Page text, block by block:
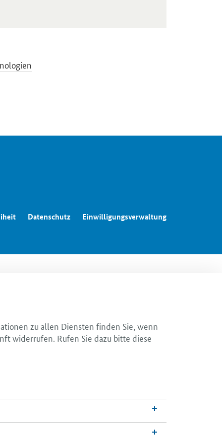
Datenschutz Einwilligungsverwaltung
zu allen Diensten finden Sie, wenn
widerrufen. Rufen Sie dazu bitte diese